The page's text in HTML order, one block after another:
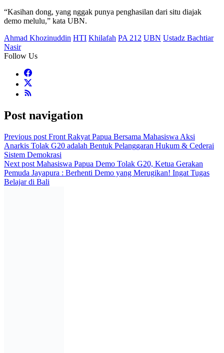
“Kasihan dong, yang nggak punya penghasilan dari situ diajak
demo melulu,” kata UBN.
Ahmad Khozinuddin HTI Khilafah PA 212 UBN Ustadz Bachtiar
Nasir
Follow Us
Post navigation
Previous post Front Rakyat Papua Bersama Mahasiswa Aksi
Anarkis Tolak G20 adalah Bentuk Pelanggaran Hukum & Cederai
Sistem Demokrasi
Next post Mahasiswa Papua Demo Tolak G20, Ketua Gerakan
Pemuda Jayapura : Berhenti Demo yang Merugikan! Ingat Tugas
Belajar di Bali